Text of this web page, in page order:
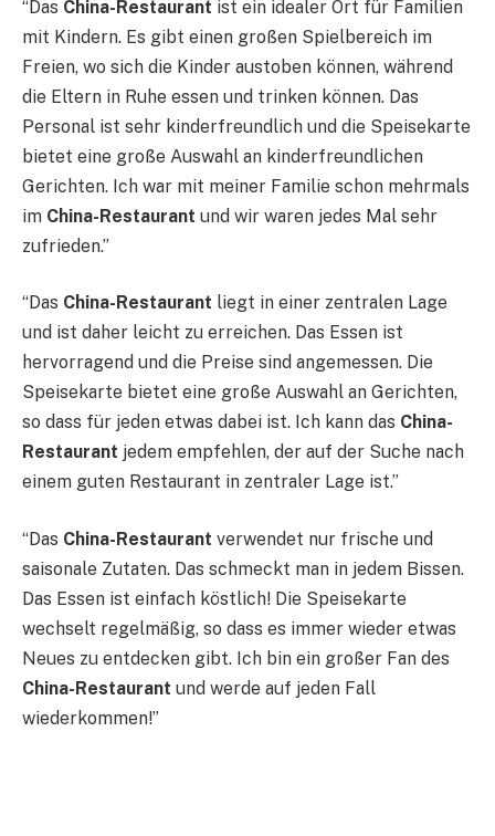
“Das China-Restaurant ist ein idealer Ort für Familien
mit Kindern. Es gibt einen großen Spielbereich im
Freien, wo sich die Kinder austoben können, während
die Eltern in Ruhe essen und trinken können. Das
Personal ist sehr kinderfreundlich und die Speisekarte
bietet eine große Auswahl an kinderfreundlichen
Gerichten. Ich war mit meiner Familie schon mehrmals
im China-Restaurant und wir waren jedes Mal sehr
zufrieden.”
“Das China-Restaurant liegt in einer zentralen Lage
und ist daher leicht zu erreichen. Das Essen ist
hervorragend und die Preise sind angemessen. Die
Speisekarte bietet eine große Auswahl an Gerichten,
so dass für jeden etwas dabei ist. Ich kann das China-
Restaurant jedem empfehlen, der auf der Suche nach
einem guten Restaurant in zentraler Lage ist.”
“Das China-Restaurant verwendet nur frische und
saisonale Zutaten. Das schmeckt man in jedem Bissen.
Das Essen ist einfach köstlich! Die Speisekarte
wechselt regelmäßig, so dass es immer wieder etwas
Neues zu entdecken gibt. Ich bin ein großer Fan des
China-Restaurant und werde auf jeden Fall
wiederkommen!”